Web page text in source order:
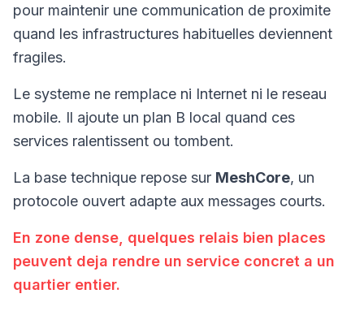
pour maintenir une communication de proximite
quand les infrastructures habituelles deviennent
fragiles.
Le systeme ne remplace ni Internet ni le reseau
mobile. Il ajoute un plan B local quand ces
services ralentissent ou tombent.
La base technique repose sur MeshCore, un
protocole ouvert adapte aux messages courts.
En zone dense, quelques relais bien places
peuvent deja rendre un service concret a un
quartier entier.